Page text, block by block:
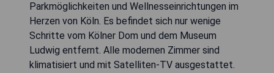
Parkmöglichkeiten und Wellnesseinrichtungen im
Herzen von Köln. Es befindet sich nur wenige
Schritte vom Kölner Dom und dem Museum
Ludwig entfernt. Alle modernen Zimmer sind
klimatisiert und mit Satelliten-TV ausgestattet.